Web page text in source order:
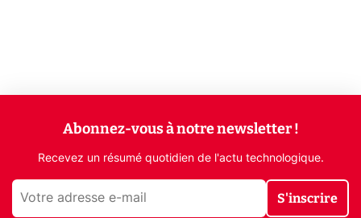
Abonnez-vous à notre newsletter !
Recevez un résumé quotidien de l'actu technologique.
S'inscrire